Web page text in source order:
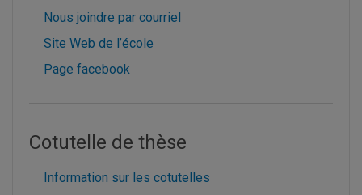
Nous joindre par courriel
Site Web de l’école
Page facebook
Cotutelle de thèse
Information sur les cotutelles